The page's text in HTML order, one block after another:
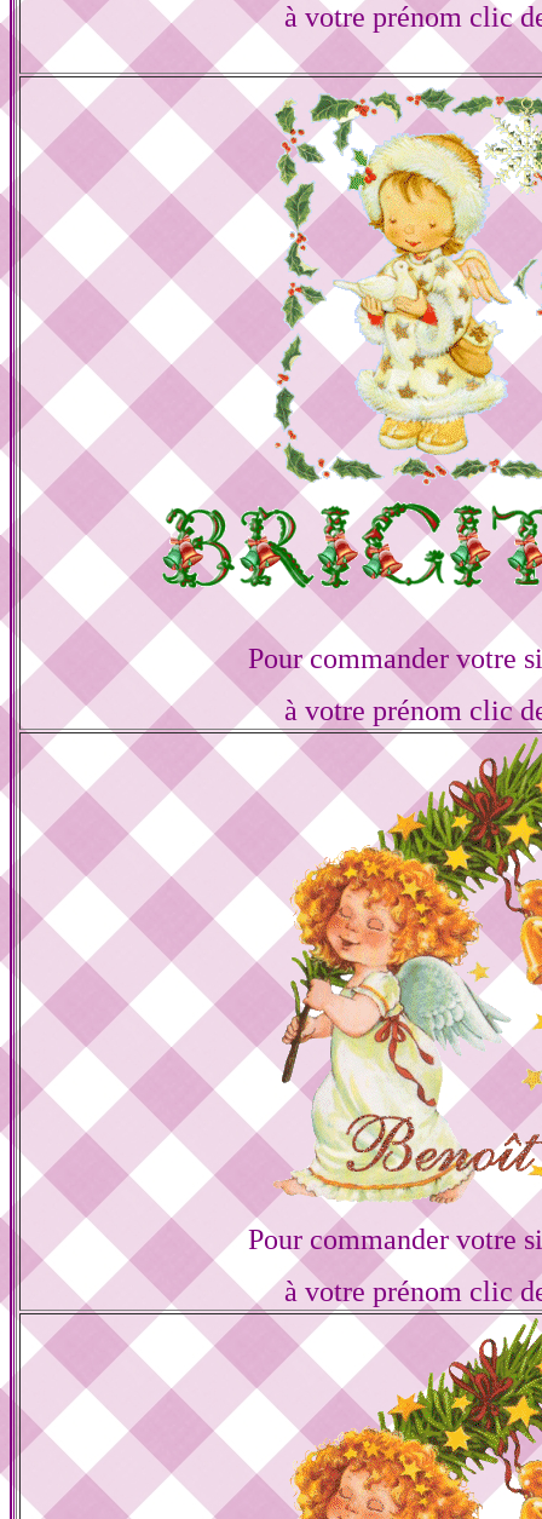
à votre prénom clic
Pour commander votre
à votre prénom clic
Pour commander votre
à votre prénom clic